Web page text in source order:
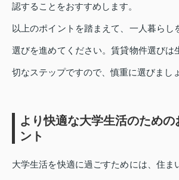
認することをおすすめします。
以上のポイントを踏まえて、一人暮らし
選びを進めてください。賃貸物件選びは
切なステップですので、慎重に選びまし
より快適な大学生活のための
ント
大学生活を快適に過ごすためには、住ま